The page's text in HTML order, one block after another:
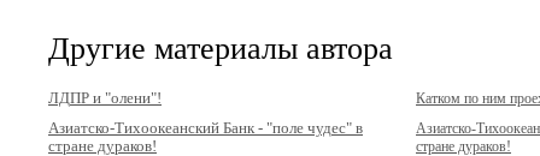
Другие материалы автора
ЛДПР и "олени"!
Катком по ним
Азиатско-Тихоокеанский Банк - "поле чудес" в
стране дураков!
Азиатско-
стране дураков!